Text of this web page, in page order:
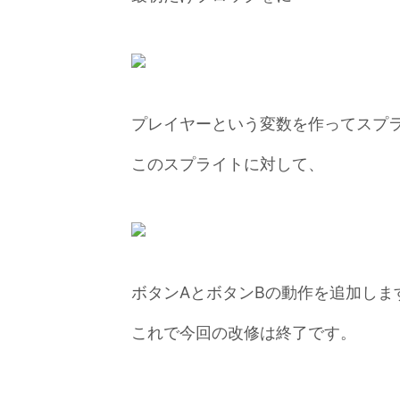
プレイヤーという変数を作ってスプ
このスプライトに対して、
ボタンAとボタンBの動作を追加しま
これで今回の改修は終了です。